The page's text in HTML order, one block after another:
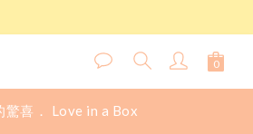
驚喜． Love in a Box